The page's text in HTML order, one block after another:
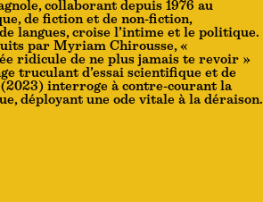
collaborant depuis 1976 au
de fiction et de non-fiction,
langues, croise l’intime et le politique.
par Myriam Chirousse, «
ridicule de ne plus jamais te revoir »
truculant d’essai scientifique et de
interroge à contre-courant la
déployant une ode vitale à la déraison.